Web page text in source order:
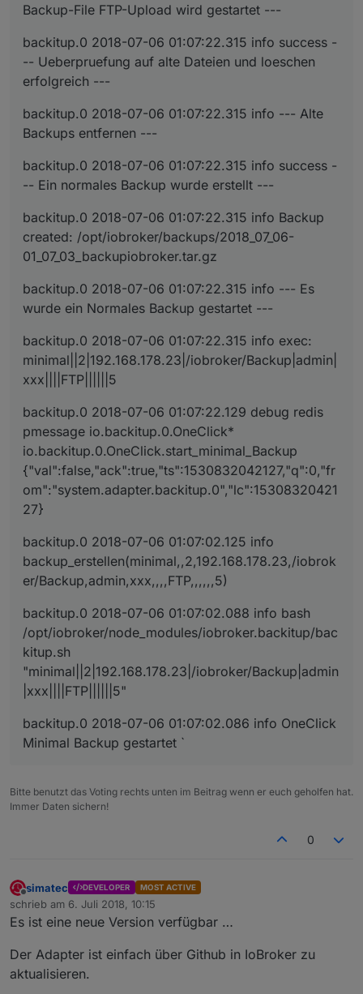
Backup-File FTP-Upload wird gestartet ---
backitup.0 2018-07-06 01:07:22.315 info success -
-- Ueberpruefung auf alte Dateien und loeschen
erfolgreich ---
backitup.0 2018-07-06 01:07:22.315 info --- Alte
Backups entfernen ---
backitup.0 2018-07-06 01:07:22.315 info success -
-- Ein normales Backup wurde erstellt ---
backitup.0 2018-07-06 01:07:22.315 info Backup
created: /opt/iobroker/backups/2018_07_06-
01_07_03_backupiobroker.tar.gz
backitup.0 2018-07-06 01:07:22.315 info --- Es
wurde ein Normales Backup gestartet ---
backitup.0 2018-07-06 01:07:22.315 info exec:
minimal||2|192.168.178.23|/iobroker/Backup|admin|
xxx||||FTP||||||5
backitup.0 2018-07-06 01:07:22.129 debug redis
pmessage io.backitup.0.OneClick*
io.backitup.0.OneClick.start_minimal_Backup
{"val":false,"ack":true,"ts":1530832042127,"q":0,"fr
om":"system.adapter.backitup.0","lc":15308320421
27}
backitup.0 2018-07-06 01:07:02.125 info
backup_erstellen(minimal,,2,192.168.178.23,/iobrok
er/Backup,admin,xxx,,,,FTP,,,,,,5)
backitup.0 2018-07-06 01:07:02.088 info bash
/opt/iobroker/node_modules/iobroker.backitup/bac
kitup.sh
"minimal||2|192.168.178.23|/iobroker/Backup|admin
|xxx||||FTP||||||5"
backitup.0 2018-07-06 01:07:02.086 info OneClick
Minimal Backup gestartet `
Bitte benutzt das Voting rechts unten im Beitrag wenn er euch geholfen hat.
Immer Daten sichern!
0
Offline
simatec DEVELOPER MOST ACTIVE
schrieb am 6. Juli 2018, 10:15
zuletzt editiert von
Es ist eine neue Version verfügbar …
Der Adapter ist einfach über Github in IoBroker zu
aktualisieren.